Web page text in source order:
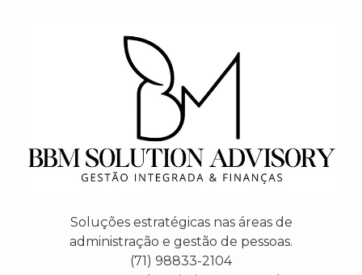
Soluções estratégicas nas áreas de
administração e gestão de pessoas.
(71) 98833-2104